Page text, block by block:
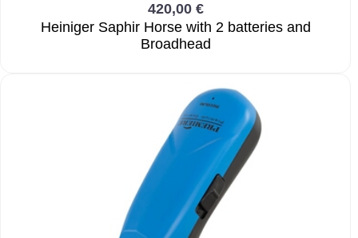
420,00 €
Heiniger Saphir Horse with 2 batteries and
Broadhead